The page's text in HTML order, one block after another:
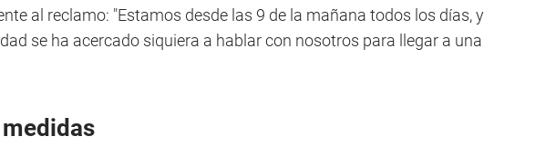
al reclamo: "Estamos desde las 9 de la mañana todos los días, y
se ha acercado siquiera a hablar con nosotros para llegar a una